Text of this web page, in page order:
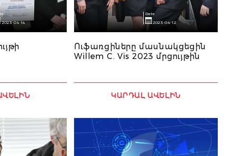
2023-04-14
Date
2023-04-12
Ուֆառցիները մասնակցեցին
Willem C. Vis 2023 մրցույթին
ԿԱՐԴԱԼ ԱՎԵԼԻՆ